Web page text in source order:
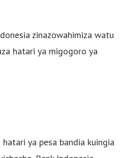
zinazowahimiza watu
hatari ya migogoro ya
ya pesa bandia kuingia